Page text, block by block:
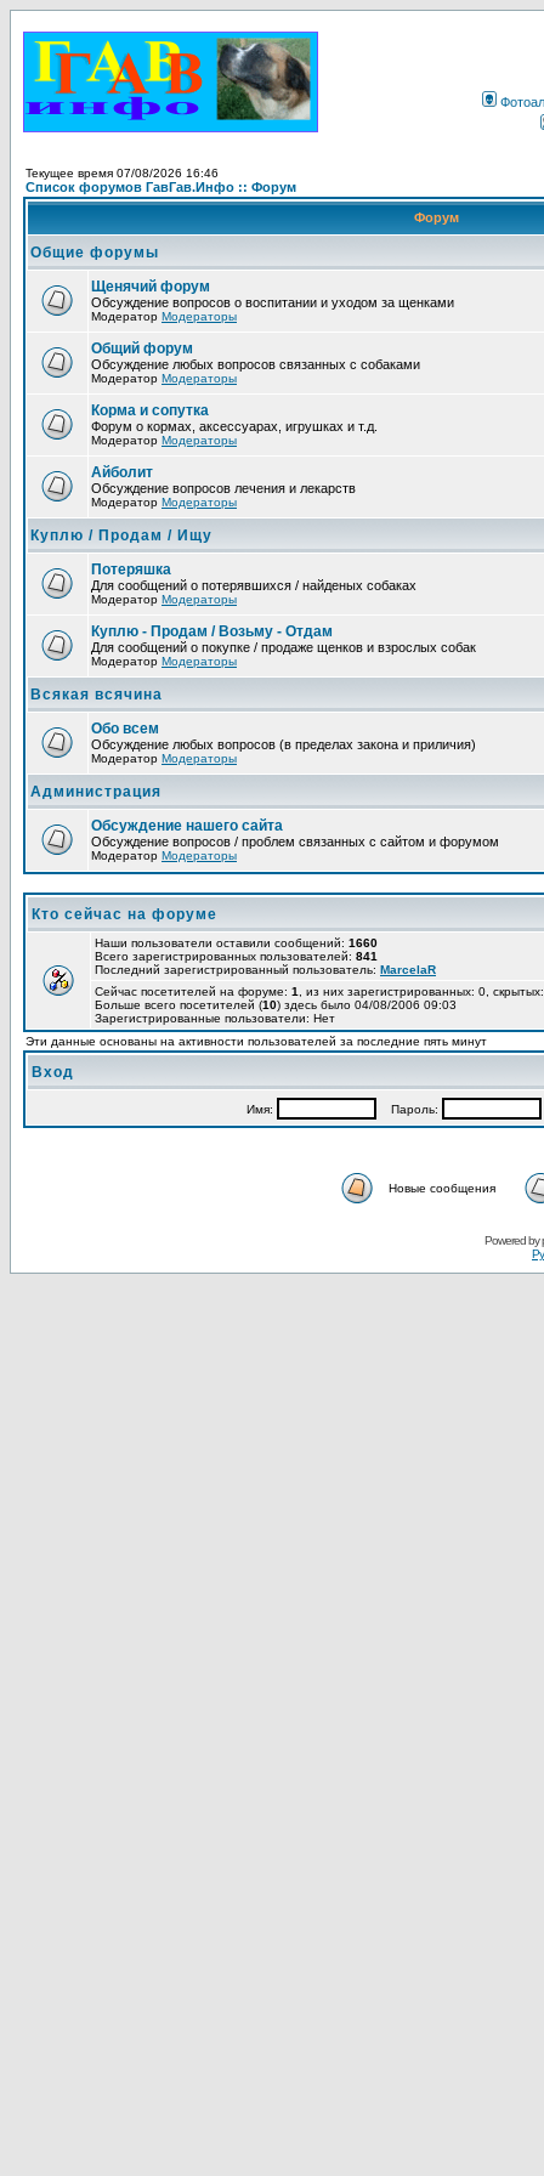
Текущее время 07/08/2026 16:46
Список форумов ГавГав.Инфо :: Форум
Форум
Общие форумы
Щенячий форум
Обсуждение вопросов о воспитании и уходом за щенками
Модератор Модераторы
Общий форум
Обсуждение любых вопросов связанных с собаками
Модератор Модераторы
Корма и сопутка
Форум о кормах, аксессуарах, игрушках и т.д.
Модератор Модераторы
Айболит
Обсуждение вопросов лечения и лекарств
Модератор Модераторы
Куплю / Продам / Ищу
Потеряшка
Для сообщений о потерявшихся / найденых собаках
Модератор Модераторы
Куплю - Продам / Возьму - Отдам
Для сообщений о покупке / продаже щенков и взрослых собак
Модератор Модераторы
Всякая всячина
Обо всем
Обсуждение любых вопросов (в пределах закона и приличия)
Модератор Модераторы
Администрация
Обсуждение нашего сайта
Обсуждение вопросов / проблем связанных с сайтом и форумом
Модератор Модераторы
Кто сейчас на форуме
Наши пользователи оставили сообщений: 1660
Всего зарегистрированных пользователей: 841
Последний зарегистрированный пользователь: MarcelaR
Сейчас посетителей на форуме: 1
, из них зарегистрированных: 0,
Больше всего посетителей (10) здесь было 04/08/2006 09:03
Зарегистрированные пользователи: Нет
Эти данные основаны на активности пользователей за последние пять минут
Вход
Имя: Пароль:
Новые сообщения
Powered by